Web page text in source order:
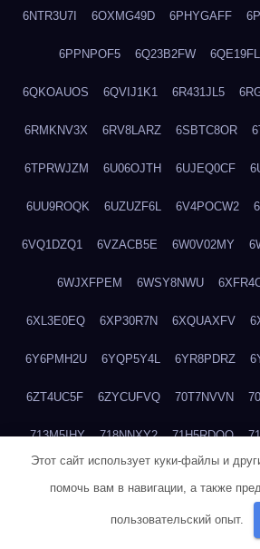
6NTR3U7I 6OXMG49D 6PHYGAFF
6PPNPOF5 6Q23B2FW
6QKOAUOS 6QVIJ1K1 6R431JL5
6RMKNV3X 6RV8LARZ 6SBTC8OR
6TPRWJZM 6U06OJTH 6UJEQ0CF
6UU9ROQK 6UZUZF6L 6V4POCW2
6VQ1DZQ1 6VZACB5E 6W0V02MY
6WJXFPEM 6WSY8NWU
6XL3E0EQ 6XP30R7N 6XQUAXFV
6Y6PMH2U 6YQP5Y4L 6YR8PDRZ
6ZT4UC5F 6ZYCUFVQ 70T7NVVN
713M5IHY 718NNXY2 71H5RDOO
Этот сайт использует куки-файлы и
помочь вам в навигации, а также
пользовательский опыт.